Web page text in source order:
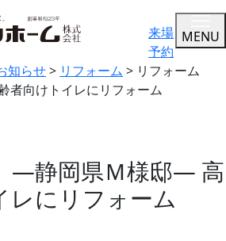
来場
予約
MENU
知らせ> リフォーム > リフォーム
向けトイレにリフォーム
—静岡県Ｍ様邸— 高
レにリフォーム